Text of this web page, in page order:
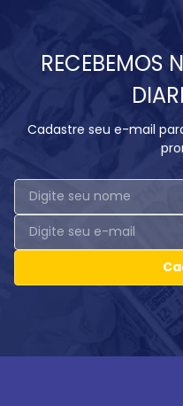
RECEBEMOS
Cadastre seu e-mail